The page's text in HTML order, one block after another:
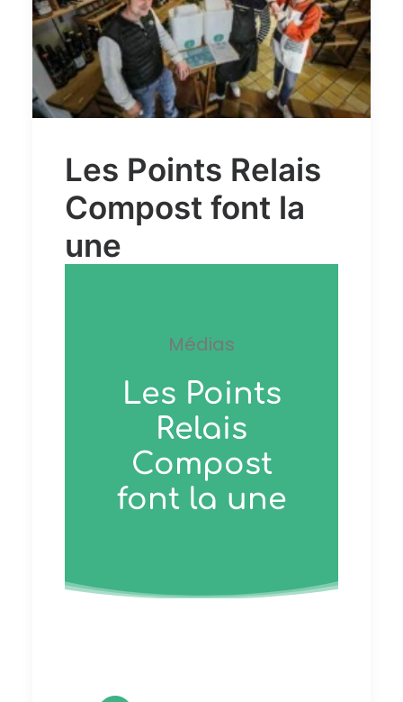
Les Points Relais
Compost font la
une
Médias
Les Points
Relais
Compost
font la une